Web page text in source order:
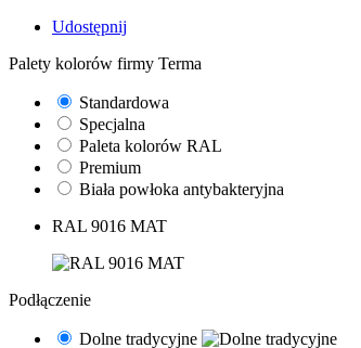
Udostępnij
Palety kolorów firmy Terma
Standardowa
Specjalna
Paleta kolorów RAL
Premium
Biała powłoka antybakteryjna
RAL 9016 MAT
Podłączenie
Dolne tradycyjne